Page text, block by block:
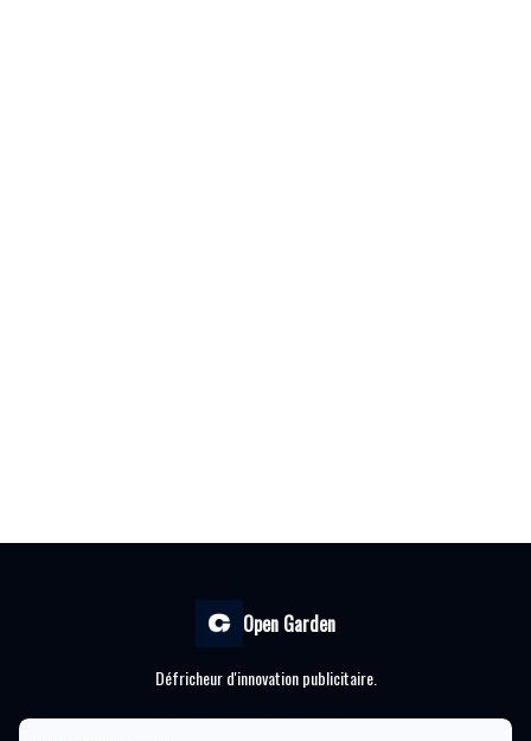
Open Garden
Défricheur d'innovation publicitaire.